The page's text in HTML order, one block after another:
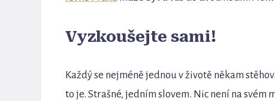
Vyzkoušejte sami!
Každý se nejméně jednou v životě někam
to je. Strašné, jedním slovem. Nic není na svém